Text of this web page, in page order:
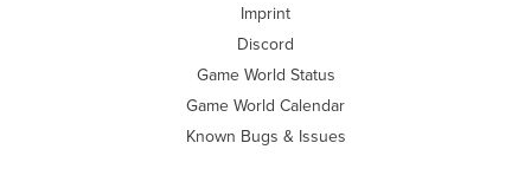
Imprint
Discord
Game World Status
Game World Calendar
Known Bugs & Issues